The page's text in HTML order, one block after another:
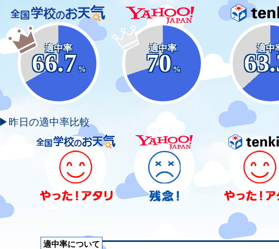
適中率
66.7
%
適中率
70
%
適中
▶昨日の適中率比較
適中率について